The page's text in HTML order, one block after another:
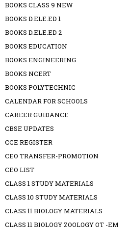
BOOKS CLASS 9 NEW
BOOKS D.ELE.ED 1
BOOKS D.ELE.ED 2
BOOKS EDUCATION
BOOKS ENGINEERING
BOOKS NCERT
BOOKS POLYTECHNIC
CALENDAR FOR SCHOOLS
CAREER GUIDANCE
CBSE UPDATES
CCE REGISTER
CEO TRANSFER-PROMOTION
CEO LIST
CLASS 1 STUDY MATERIALS
CLASS 10 STUDY MATERIALS
CLASS 11 BIOLOGY MATERIALS
CLASS 11 BIOLOGY ZOOLOGY OT -EM